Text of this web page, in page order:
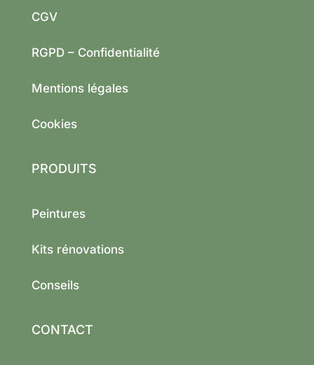
CGV
RGPD – Confidentialité
Mentions légales
Cookies
PRODUITS
Peintures
Kits rénovations
Conseils
CONTACT